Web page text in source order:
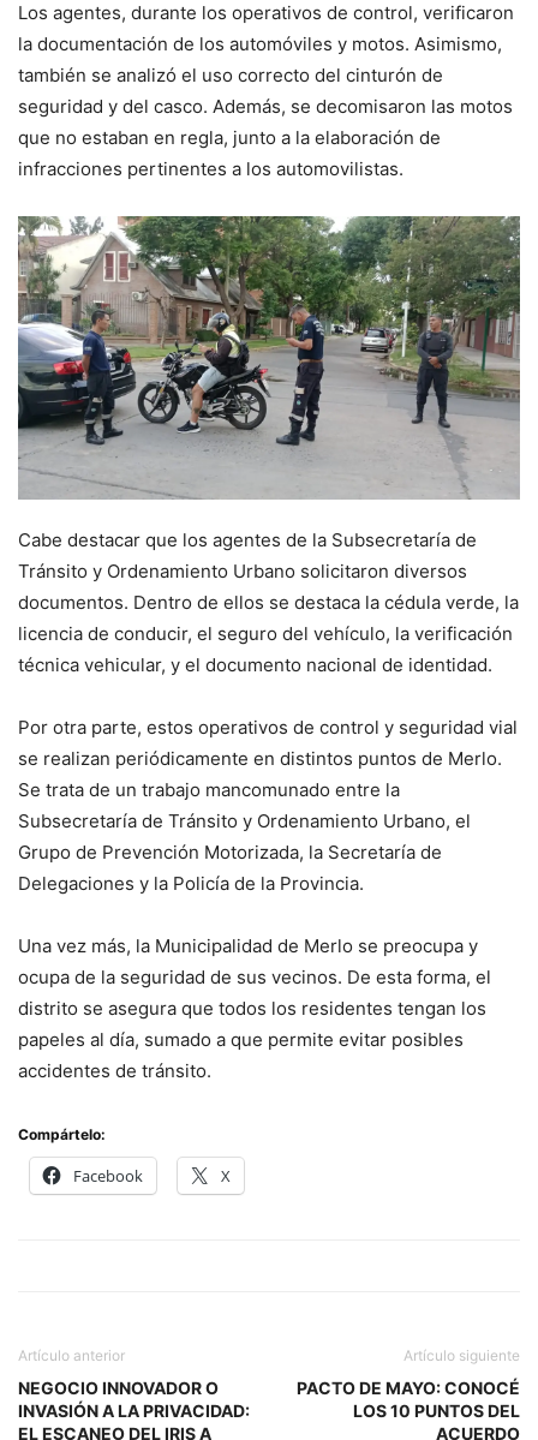
Los agentes, durante los operativos de control, verificaron
la documentación de los automóviles y motos. Asimismo,
también se analizó el uso correcto del cinturón de
seguridad y del casco. Además, se decomisaron las motos
que no estaban en regla, junto a la elaboración de
infracciones pertinentes a los automovilistas.
Cabe destacar que los agentes de la Subsecretaría de
Tránsito y Ordenamiento Urbano solicitaron diversos
documentos. Dentro de ellos se destaca la cédula verde, la
licencia de conducir, el seguro del vehículo, la verificación
técnica vehicular, y el documento nacional de identidad.
Por otra parte, estos operativos de control y seguridad vial
se realizan periódicamente en distintos puntos de Merlo.
Se trata de un trabajo mancomunado entre la
Subsecretaría de Tránsito y Ordenamiento Urbano, el
Grupo de Prevención Motorizada, la Secretaría de
Delegaciones y la Policía de la Provincia.
Una vez más, la Municipalidad de Merlo se preocupa y
ocupa de la seguridad de sus vecinos. De esta forma, el
distrito se asegura que todos los residentes tengan los
papeles al día, sumado a que permite evitar posibles
accidentes de tránsito.
Compártelo:
Facebook X
Artículo anterior
NEGOCIO INNOVADOR O
INVASIÓN A LA PRIVACIDAD:
EL ESCANEO DEL IRIS A
Artículo siguiente
PACTO DE MAYO: CONOCÉ
LOS 10 PUNTOS DEL
ACUERDO